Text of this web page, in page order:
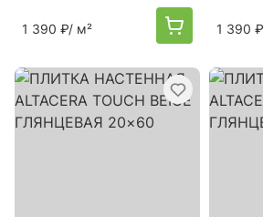
1 390 ₽/ м² 1 390 ₽